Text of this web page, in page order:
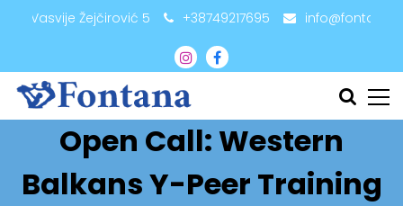
Vasvije Žejčirović 5 +38749217695
Open Call: Western
Balkans Y-Peer Training